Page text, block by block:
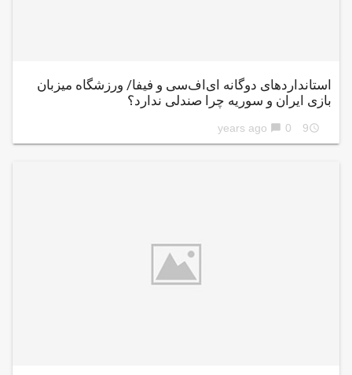
استانداردهای دوگانه ای‌اف‌سی و فیفا/ ورزشگاه میزبان
بازی ایران و سوریه چرا صندلی ندارد؟
access_time
9 years ago
chat_bubble 0